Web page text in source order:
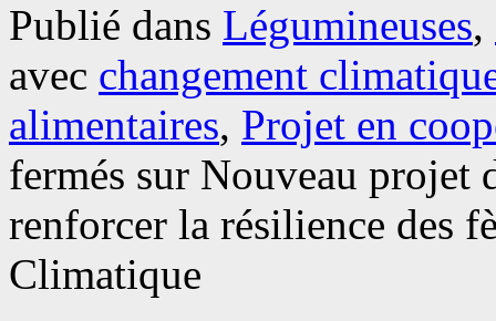
Publié dans Légumineuses,
avec changement
alimentaires, Projet en
fermés sur Nouveau projet
renforcer la résilience des
Climatique